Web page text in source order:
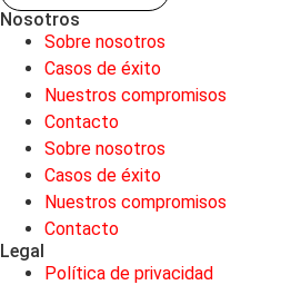
Nosotros
Sobre nosotros
Casos de éxito
Nuestros compromisos
Contacto
Sobre nosotros
Casos de éxito
Nuestros compromisos
Contacto
Legal
Política de privacidad